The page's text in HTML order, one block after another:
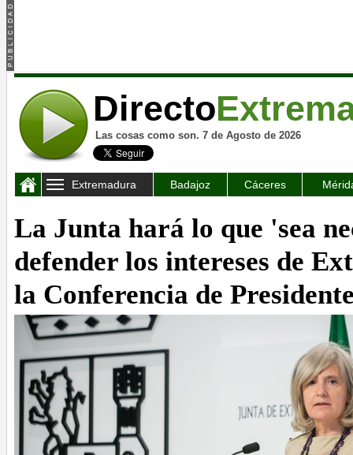
Directo
Las cosas como son. 7 de Agosto de 2026
Extremadura Badajoz Cáceres
La Junta hará lo que 'sea
defender los intereses de
la Conferencia de